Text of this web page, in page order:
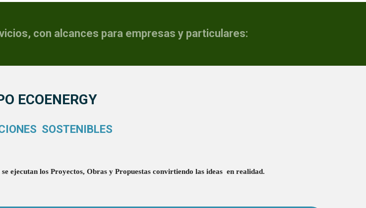
con alcances para empresas y particulares:
ECOENERGY
SOSTENIBLES
ejecutan los Proyectos, Obras y Propuestas convirtiendo las ideas en realidad.